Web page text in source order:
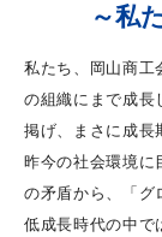
～私
私たち、岡山商工
の組織にまで成長
掲げ、まさに成長
昨今の社会環境に
の矛盾から、「グ
低成長時代の中で